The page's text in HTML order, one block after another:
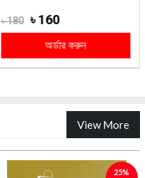
৳ 180 ৳ 160
অর্ডার করুন
View More
25%